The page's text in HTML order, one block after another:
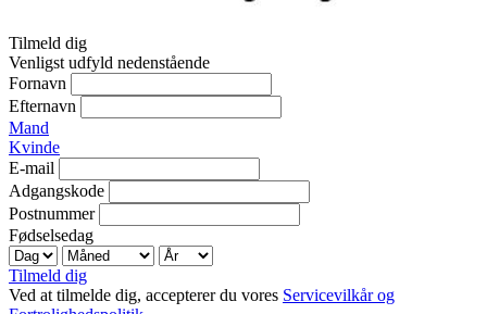
Tilmeld dig
Venligst udfyld nedenstående
Fornavn
Efternavn
Mand
Kvinde
E-mail
Adgangskode
Postnummer
Fødselsedag
Tilmeld dig
Ved at tilmelde dig, accepterer du vores Servicevilkår og